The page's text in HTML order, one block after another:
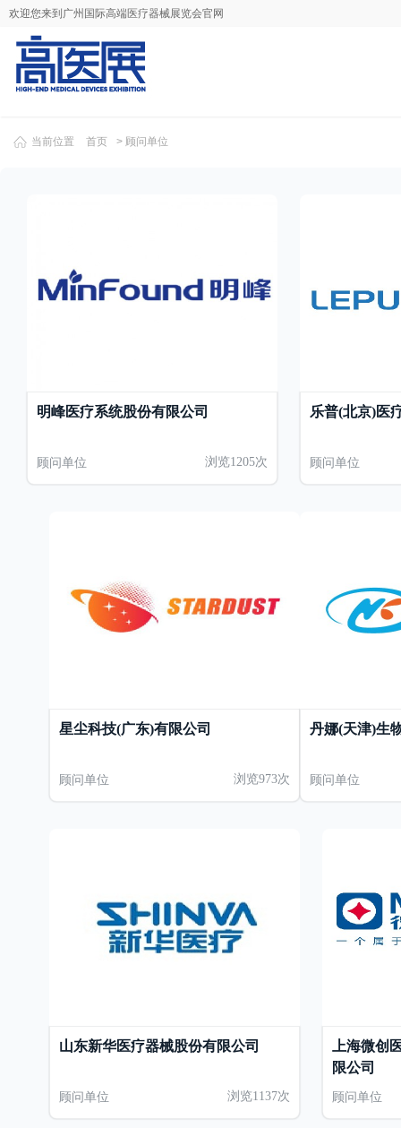
欢迎您来到广州国际高端医疗器械展览会官网
当前位置 首页 > 顾问单位
明峰医疗系统股份有限公司
顾问单位 浏览1205次
乐普(北京)医
顾问单位
星尘科技(广东)有限公司
顾问单位 浏览973次
丹娜(天津)生
顾问单位
山东新华医疗器械股份有限公司
顾问单位 浏览1137次
上海微创
限公司
顾问单位